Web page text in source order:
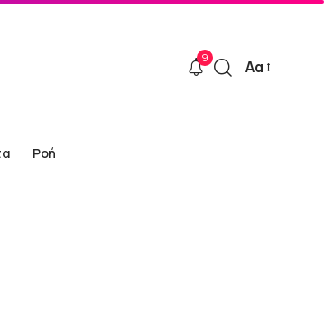
9
Font
Αα
Ροή